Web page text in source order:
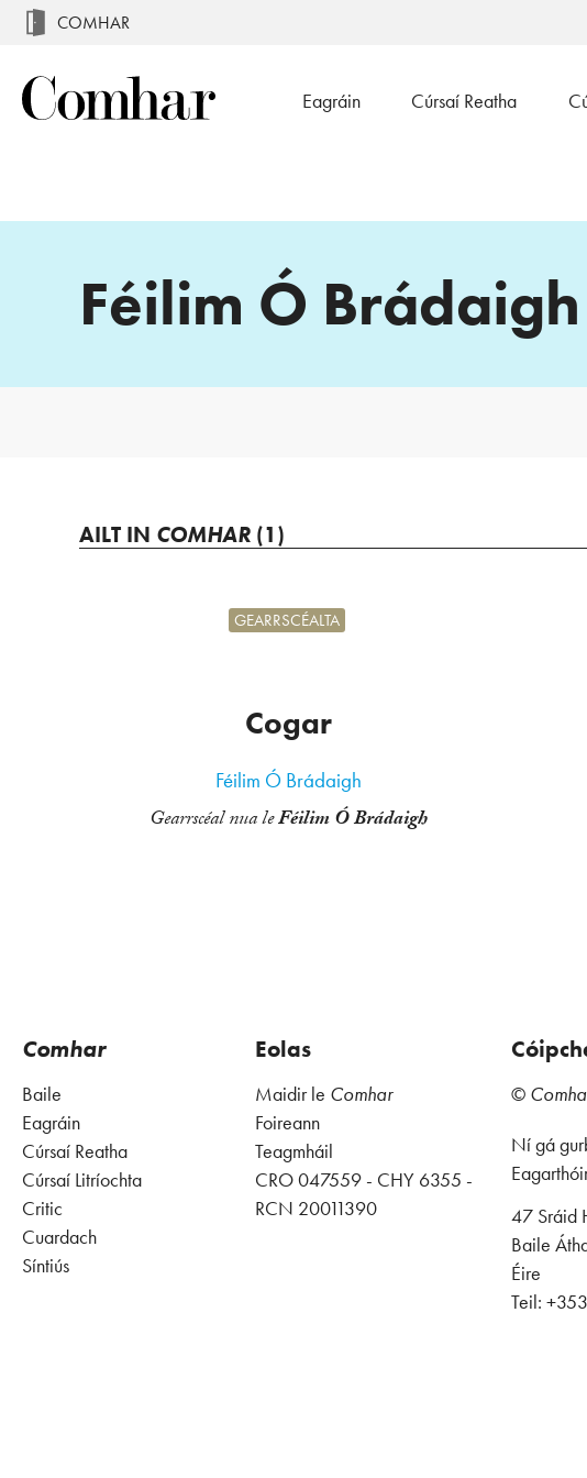
COMHAR
Eagráin Cúrsaí Reatha
Féilim Ó Brádaigh
AILT IN COMHAR (1)
Cogar
GEARRSCÉALTA
Féilim Ó Brádaigh
Gearrscéal nua leFéilim Ó Brádaigh
Comhar
Baile
Eagráin
Cúrsaí Reatha
Cúrsaí Litríochta
Critic
Cuardach
Síntiús
Eolas
Maidir le Comhar
Foireann
Teagmháil
CRO 047559 - CHY 6355 -
RCN 20011390
©
Ní gá
47 Sráid
Baile
Éire
Teil: